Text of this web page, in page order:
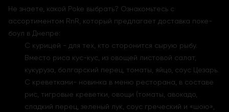
Не знаете, какой Poke выбрать? Ознакомьтесь с
ассортиментом RnR, который предлагает доставка поке-
боул в Днепре:
С курицей - для тех, кто сторонится сырую рыбу.
Вместо риса кус-кус, из овощей листовой салат,
кукуруза, болгарский перец, томаты, яйцо, соус Цезарь.
С креветками- новинка в меню ресторана, в составе
рис, тигровые креветки, овощи (томаты, авокадо,
сладкий перец, зеленый лук, соус греческий и «шою»,